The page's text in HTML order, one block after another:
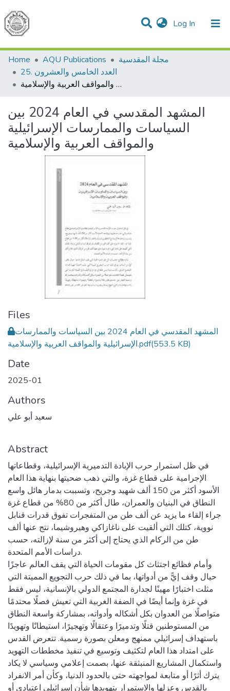
Log In (current)
Communities & Collections
All of DSpace
Home
AQU Publications
مجلة المقدسية
25. العدد الخامس والعشرون
المشهد المقدسي في العام 2024 بين السياسات والممارسات الإسرائيلية والمواقف العربية والإسلامية
المشهد المقدسي في العام 2024 بين
السياسات والممارسات الإسرائيلية
والمواقف العربية والإسلامية
Files
المشهد المقدسي في العام 2024 بين السياسات والممارسات
الإسرائيلية والمواقف العربية والإسلامية.pdf(553.5 KB)
Date
2025-01
Authors
سعيد أبو علي
Abstract
في ظل استمرار حرب الإبادة التدميرية الإسرائيلية، وقطاعاتها
الإجرامية على قطاع غزة، والتي ذهب ضحيتها بنهاية هذا العام
الأسود أكثر من 150 ألف شهيد وجريح، وتسببت بدمار هائل واسع
النطاق في البنيان والعمران، طال أكثر من 80% من قطاع غزة
جراء إلقاء ما يزيد عن ألف طن من المتفجرات تفوق قدرات قنابل
نووية، كتلك التي ألقيت على ناغازاكي وهيروشيما، نتج عنها ألف
طن من الركام الذي يحتاج إلى أكثر من سنة لإزالته، حسب
دراسات الأمم المتحدة.
وأمام فظائع اجتثاث كل مقومات الحياة التي يقف العالم عاجزًا
حيال وقف إيًّ من أدواتها، بما في ذلك حرب التجويع المميتة التي
مثلت اختبارًا مهينًا لجدارة المجتمع الدولي بالإنسانية، ليس فقط
في غزة وإنما أيضًا في الضفة الغربية التي تعيش فصلًا محتدمًا
متواصلًا من العدوان بكل أشكاله وأدواته، بمشاركة واسعة النطاق
من المستوطنين قتلًا وتدميرًا وعتقالًا وتهجيرًا، استيطانًا وتهويدًا
باستهداف إسرائيلي ممنهج ومعلن بصورة رسمية. تتعرض القدس
على امتداد هذا العام لتكثيف وتوسيع في تنفيذ مخططات التهويد
واستكمال المشاريع المنبثقة عنها، بصمت إعلامي وسياسي لا يكاد
يترك أثرًا أو متابعة لمواجهته حتى بالحدود الدنيا، وكأن أمر الانفراد
بالقدس وعزلها والاستمرار بتهويدها شأن إسرائيلي اعتيادي أو